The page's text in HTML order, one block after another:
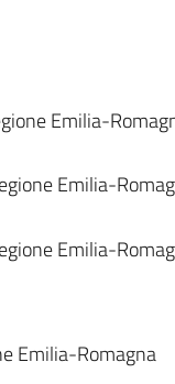
Emilia-
Emilia-
Emilia-
Emilia-Romagna